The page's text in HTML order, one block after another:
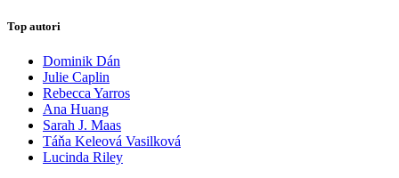
Top autori
Dominik Dán
Julie Caplin
Rebecca Yarros
Ana Huang
Sarah J. Maas
Táňa Keleová Vasilková
Lucinda Riley